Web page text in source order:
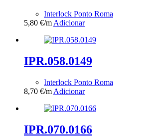
Interlock Ponto Roma
5,80 €/m Adicionar
IPR.058.0149
Interlock Ponto Roma
8,70 €/m Adicionar
IPR.070.0166